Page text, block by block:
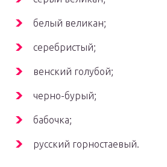
белый великан;
серебристый;
венский голубой;
черно-бурый;
бабочка;
русский горностаевый.